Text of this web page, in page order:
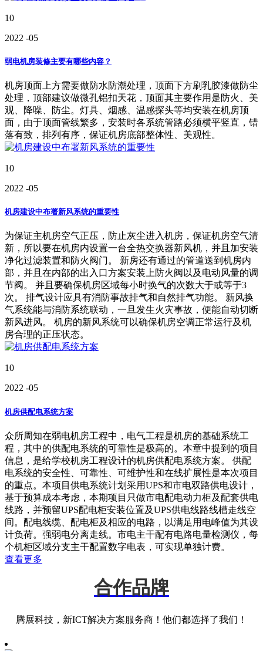
10
2022 -05
弱电机房装修主要有哪些内容？
机房顶面上方需要做防水防潮处理，顶面下方刷乳胶漆做防尘
处理，顶部建议做微孔铝扣天花，顶面其主要作用是防火、美
观、降噪、防尘。灯具、烟感、温感探头等均安装在机房顶
面，由于顶面管线繁多，安装时各系统管路必须横平竖直，错
落有致，排列有序，保证机房底部整体性、美观性。
10
2022 -05
机房建设中布署新风系统的重要性
为保证主机房空气正压，防止灰尘进入机房，保证机房空气清
新，所以要在机房内设置一台全热交换器新风机，并且加安装
净化过滤装置和防火阀门。 新房还有通过的管道送到机房内
部，并且在内部的出入口方案安装上防火阀以及电动风量的调
节阀。 并且要确保机房区域每小时换气的次数大于或等于3
次。 排气设计应具有消防事故排气和自然排气功能。 新风换
气系统能与消防系统联动，一旦发生火灾事故，便能自动切断
新风进风。 机房的新风系统可以确保机房空调正常运行及机
房合理的正压状态。
10
2022 -05
机房供配电系统方案
众所周知在弱电机房工程中，电气工程是机房的基础系统工
程，其中的供配电系统的可靠性是极高的。本章中提到的项目
信息，是给学校机房工程设计的机房供配电系统方案。 供配
电系统的安全性、可靠性、可维护性和在线扩展性是本次项目
的重点。本项目供电系统计划采用UPS和市电双路供电设计，
基于预算成本考虑，本期项目只做市电配电动力柜及配套供电
线路，并预留UPS配电柜安装位置及UPS供电线路线槽走线空
间。配电线缆、配电柜及相应的电路，以满足用电峰值为其设
计负荷。强弱电分离走线。市电主干配有电路电量检测仪，每
个机柜区域分支主干配置数字电表，可实现单独计费。
查看更多
合作品牌
腾展科技，新ICT解决方案服务商！他们都选择了我们！